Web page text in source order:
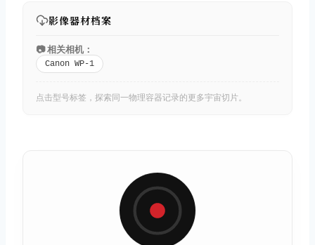
影像器材档案
📷 相关相机：
Canon WP-1
点击型号标签，探索同一物理容器记录的更多宇宙切片。